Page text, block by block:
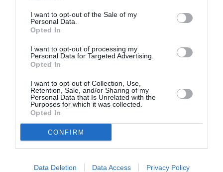
I want to opt-out of the Sale of my
Personal Data.
Opted In
I want to opt-out of processing my
Personal Data for Targeted Advertising.
Opted In
I want to opt-out of Collection, Use,
Retention, Sale, and/or Sharing of my
Personal Data that Is Unrelated with the
Purposes for which it was collected.
Opted In
CONFIRM
Data Deletion Data Access Privacy Policy
LIRE AUSSI
LE 9 AOÛT 1912 DANS LE
CIEL : DÉPART DE